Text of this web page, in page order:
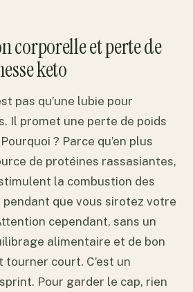
corporelle et perte de
keto
pas qu’une lubie pour
Il promet une perte de poids
? Parce qu’en plus
de protéines rassasiantes,
la combustion des
que vous sirotez votre
cependant, sans un
alimentaire et de bon
court. C’est un
Pour garder le cap, rien